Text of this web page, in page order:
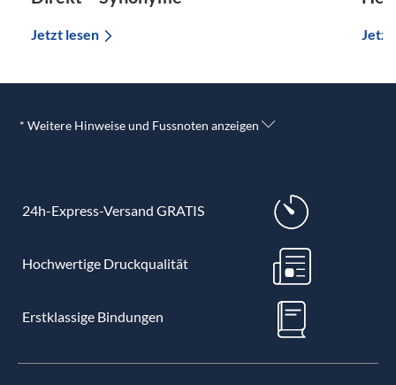
Jetzt lesen Jetzt
* Weitere Hinweise und Fussnoten anzeigen
24h-Express-Versand GRATIS
Hochwertige Druckqualität
Erstklassige Bindungen